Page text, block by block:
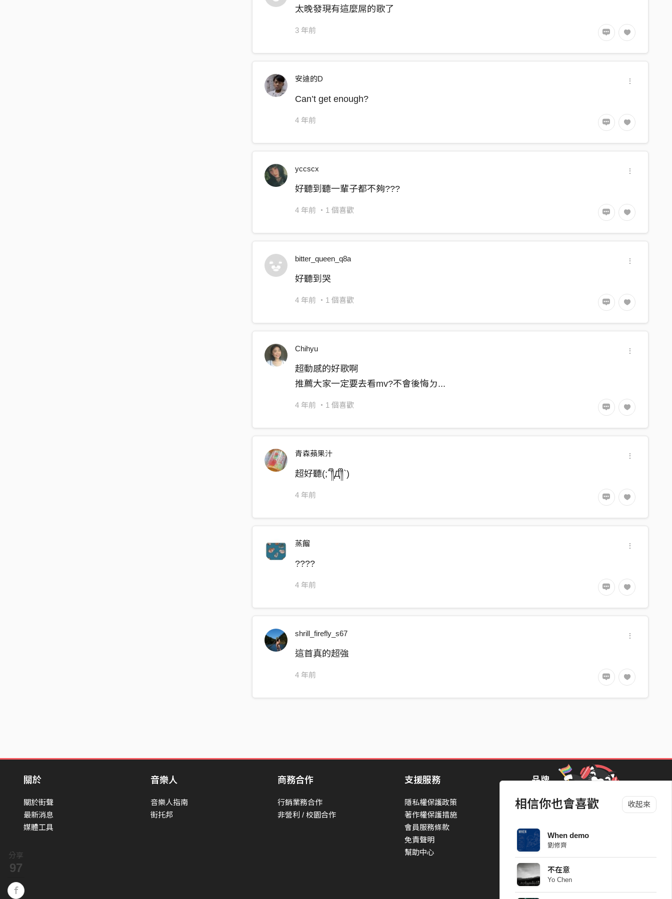
分享
97
相信你也會喜歡 收起來
When demo
劉修齊
不在意
Yo Chen
I won’t lie
I don’t think I even know myself anymore
Dancing I’m all alone
Figuring out how I can get you home
Thinking about you
Dancing I’m all alone
Dancing with my phone
Thinking about you
Dancing all alone Dancing all alone
Thinking about you
Dancing all alone Dancing all alone
Dancing with my phone
Thinking about you
太晚發現有這麼屌的歌了
3 年前
安迪的D
Can’t get enough?
4 年前
yccscx
好聽到聽一輩子都不夠???
4 年前 ・1 個喜歡
bitter_queen_q8a
好聽到哭
4 年前 ・1 個喜歡
Chihyu
超動感的好歌啊
推薦大家一定要去看mv?不會後悔ㄉ...
4 年前 ・1 個喜歡
青森蘋果汁
超好聽(;´༎ຶД༎ຶ`)
4 年前
蒸餾
????
4 年前
shrill_firefly_s67
這首真的超強
4 年前
關於
關於街聲
最新消息
媒體工具
音樂人
音樂人指南
街托邦
商務合作
行銷業務合作
非營利 / 校園合作
支援服務
隱私權保護政策
著作權保護措施
會員服務條款
免責聲明
幫助中心
品牌
StreetVoice Awards 街聲音樂獎
Blow 吹音樂
Packer 派歌
SimpleLife 簡單生活節
ParkPark Carnival
一起比 YEAH 吧